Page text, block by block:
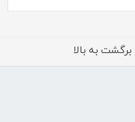
برگشت به بالا